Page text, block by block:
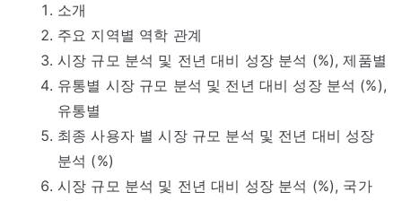
소개
주요 지역별 역학 관계
시장 규모 분석 및 전년 대비 성장 분석 (%), 제품별
유통별 시장 규모 분석 및 전년 대비 성장 분석 (%),
유통별
최종 사용자 별 시장 규모 분석 및 전년 대비 성장
분석 (%)
시장 규모 분석 및 전년 대비 성장 분석 (%), 국가